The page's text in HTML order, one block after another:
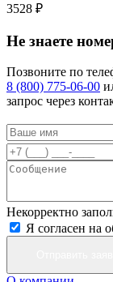
3528 ₽
Не знаете
Позвоните по
8 (800) 775-06-00
запрос через
Некорректно
Я согласен на